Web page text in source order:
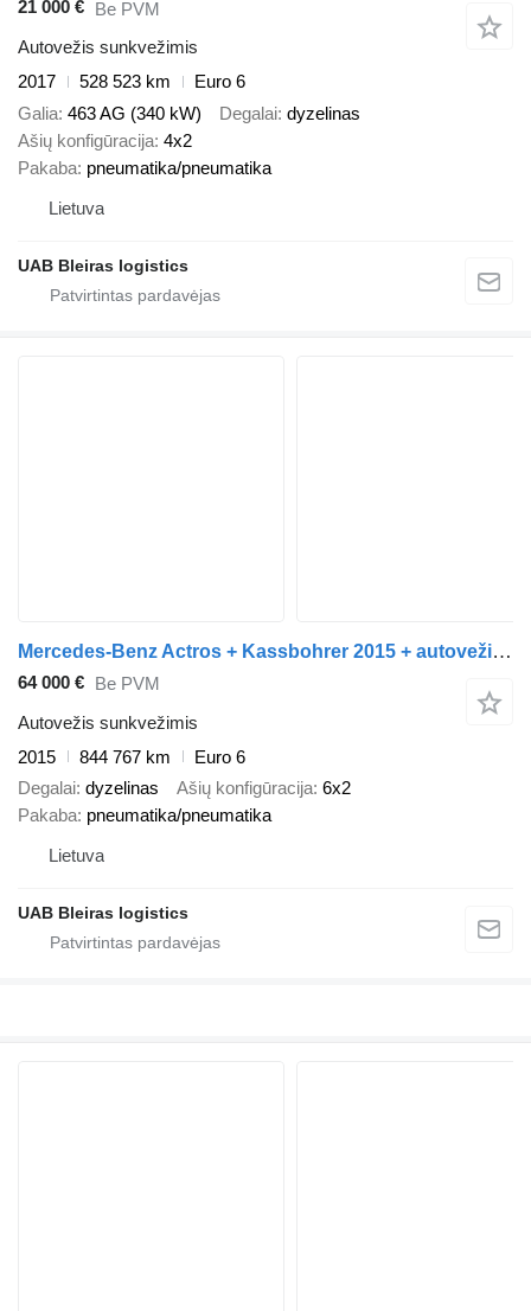
21 000 € Be PVM
Autovežis sunkvežimis
2017
528 523 km
Euro 6
Galia 463 AG (340 kW) Degalai dyzelinas
Ašių konfigūracija 4x2
Pakaba pneumatika/pneumatika
Lietuva
UAB Bleiras logistics
Mercedes-Benz Actros + Kassbohrer 2015 + autovežis priekaba
64 000 €
Be PVM
Autovežis sunkvežimis
2015
844 767 km
Euro 6
Degalai dyzelinas Ašių konfigūracija 6x2
Pakaba pneumatika/pneumatika
Lietuva
UAB Bleiras logistics